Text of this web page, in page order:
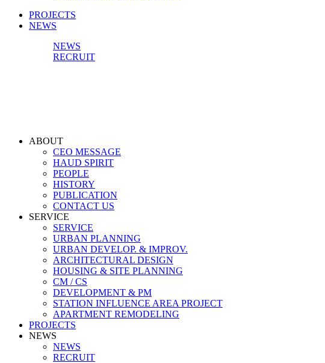
PROJECTS
NEWS
NEWS
RECRUIT
ABOUT
CEO MESSAGE
HAUD SPIRIT
PEOPLE
HISTORY
PUBLICATION
CONTACT US
SERVICE
SERVICE
URBAN PLANNING
URBAN DEVELOP. & IMPROV.
ARCHITECTURAL DESIGN
HOUSING & SITE PLANNING
CM / CS
DEVELOPMENT & PM
STATION INFLUENCE AREA PROJECT
APARTMENT REMODELING
PROJECTS
NEWS
NEWS
RECRUIT